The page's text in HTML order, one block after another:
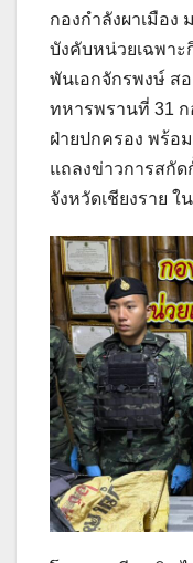
กองกำลังผาเมือ
บังคับหน่วยเฉพาะ
พันเอกจักรพงษ์ ส
ทหารพรานที่ 31 ก
ฝ่ายปกครอง พร้อ
แถลงข่าวการสกั
จังหวัดเชียงราย